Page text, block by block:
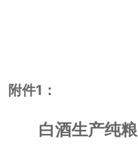
附件1 ：
白酒生产纯粮